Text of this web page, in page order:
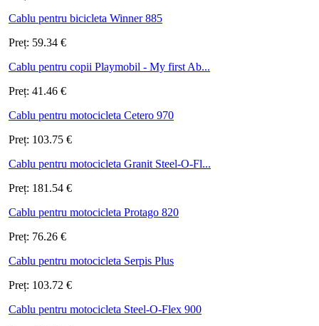
Cablu pentru bicicleta Winner 885
Preț: 59.34 €
Cablu pentru copii Playmobil - My first Ab...
Preț: 41.46 €
Cablu pentru motocicleta Cetero 970
Preț: 103.75 €
Cablu pentru motocicleta Granit Steel-O-Fl...
Preț: 181.54 €
Cablu pentru motocicleta Protago 820
Preț: 76.26 €
Cablu pentru motocicleta Serpis Plus
Preț: 103.72 €
Cablu pentru motocicleta Steel-O-Flex 900